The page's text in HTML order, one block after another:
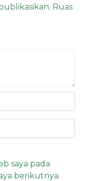
Ruas
saya pada
berikutnya.